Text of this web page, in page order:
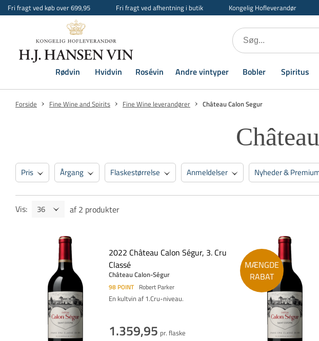
Fri fragt ved køb over 699,95 Fri fragt ved afhentning i butik Kongelig Hofleverandør
Rødvin Hvidvin Rosévin Andre vintyper Bobler Spiritus
Forside Fine Wine and Spirits Fine Wine leverandører Château Calon Segur
Pris Årgang Flaskestørrelse Anmeldelser Nyheder &
Vis: af 2 produkter
2022 Château Calon Ségur, 3. Cru
Classé
Château Calon-Ségur
98 POINT Robert Parker
En kultvin af 1.Cru-niveau.
1.359,95 pr. flaske
MÆNGDE
RABAT